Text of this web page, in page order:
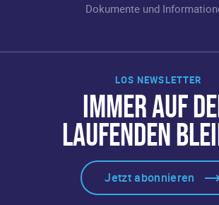
LOS NEWSLETTER
IMMER AUF
LAUFENDEN
Jetzt abonnieren
Dokumente und